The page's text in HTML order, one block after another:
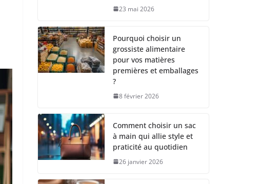
23 mai 2026
Pourquoi choisir un
grossiste alimentaire
pour vos matières
premières et emballages
?
8 février 2026
Comment choisir un sac
à main qui allie style et
praticité au quotidien
26 janvier 2026